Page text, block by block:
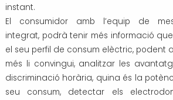
instant.
El consumidor amb l’equip de
integrat, podrà tenir més informació q
el seu perfil de consum elèctric, podent
més li convingui, analitzar les
discriminació horària, quina és la
seu consum, detectar els